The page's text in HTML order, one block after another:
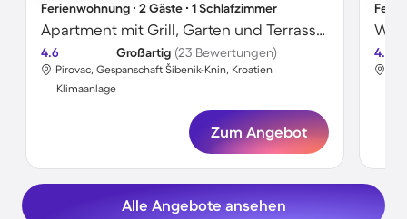
Ferienwohnung ∙ 2 Gäste ∙ 1 Schlafzimmer
Apartment mit Grill, Garten und Terrasse | Stadtblick
4.6 Großartig (23 Bewertungen)
Pirovac, Gespanschaft Šibenik-Knin, Kroatien
Klimaanlage
Zum Angebot
4.7
Alle Angebote ansehen